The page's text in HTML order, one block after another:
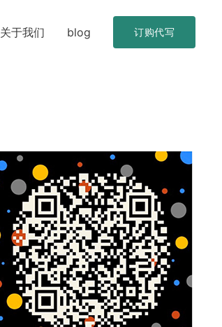
关于我们 blog 订购代写